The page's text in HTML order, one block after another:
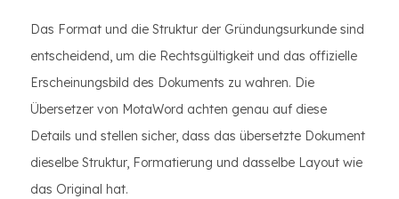
Das Format und die Struktur der Gründungsurkunde sind
entscheidend, um die Rechtsgültigkeit und das offizielle
Erscheinungsbild des Dokuments zu wahren. Die
Übersetzer von MotaWord achten genau auf diese
Details und stellen sicher, dass das übersetzte Dokument
dieselbe Struktur, Formatierung und dasselbe Layout wie
das Original hat.